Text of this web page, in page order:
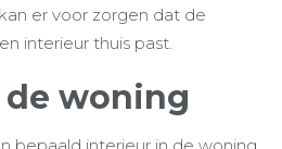
er voor zorgen dat de
interieur thuis past.
woning